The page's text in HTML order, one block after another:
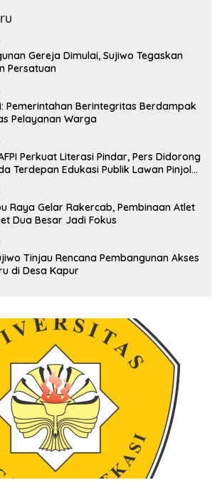
Gereja Dimulai, Sujiwo Tegaskan
Persatuan
Pemerintahan Berintegritas Berdampak
Pelayanan Warga
Perkuat Literasi Pindar, Pers Didorong
Terdepan Edukasi Publik Lawan Pinjol
Raya Gelar Rakercab, Pembinaan Atlet
Dua Besar Jadi Fokus
Tinjau Rencana Pembangunan Akses
di Desa Kapur